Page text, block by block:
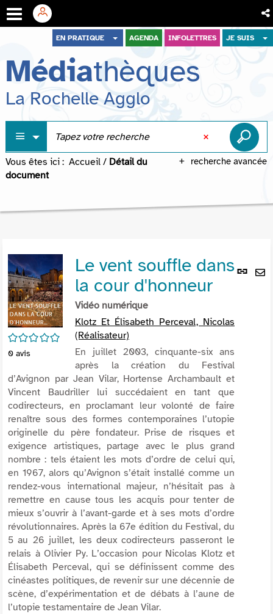
menu
contenu
recherche
EN PRATIQUE AGENDA INFOLETTRES JE SUIS
Médiathèques
La Rochelle Agglo
recherche avancée
Vous êtes ici : Accueil / Détail du
document
Lien
/5
0 avis
Le vent souffle dans
la cour d'honneur
Vidéo numérique
Klotz Et Élisabeth Perceval, Nicolas
(Réalisateur)
En juillet 2003, cinquante-six ans
après la création du Festival
d’Avignon par Jean Vilar, Hortense Archambault et
Vincent Baudriller lui succédaient en tant que
codirecteurs, en proclamant leur volonté de faire
renaître sous des formes contemporaines l’utopie
originelle du père fondateur. Prise de risques et
exigence artistiques, partage avec le plus grand
nombre : tels étaient les mots d’ordre de celui qui,
en 1967, alors qu’Avignon s’était installé comme un
rendez-vous international majeur, n’hésitait pas à
remettre en cause tous les acquis pour tenter de
mieux s’ouvrir à l’avant-garde et à ses mots d’ordre
révolutionnaires. Après la 67e édition du Festival, du
5 au 26 juillet, les deux codirecteurs passeront le
relais à Olivier Py. L’occasion pour Nicolas Klotz et
Élisabeth Perceval, qui se définissent comme des
cinéastes politiques, de revenir sur une décennie de
scène, d’expérimentation et de débats à l’aune de
l’utopie testamentaire de Jean Vilar.